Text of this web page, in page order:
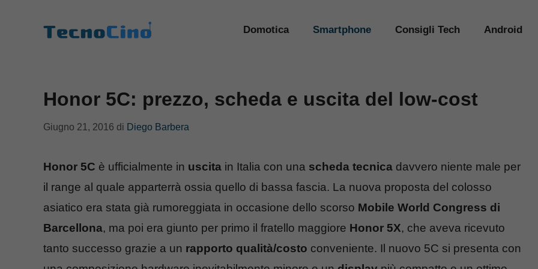
Domotica Smartphone Consigli Tech Android
Honor 5C: prezzo, scheda e uscita del low-cost
Giugno 21, 2016 di Diego Barbera
Honor 5C è ufficialmente in uscita in Italia con una scheda tecnica davvero niente male per
il range al quale apparterrà ossia quello di bassa fascia. La nuova proposta del colosso
asiatico era stata già rumoreggiata in occasione dello scorso Mobile World Congress di
Barcellona, ma poi era giunto per primo il fratello maggiore Honor 5X, che aveva ricevuto
tanto successo grazie a un rapporto qualità/costo conveniente. Il nuovo 5C si presenta con